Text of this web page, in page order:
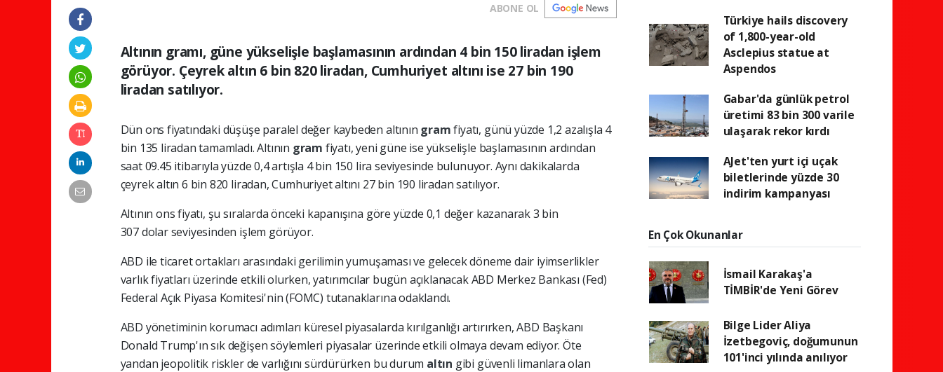
ABONE OL
Altının gramı, güne yükselişle başlamasının ardından 4 bin 150 liradan işlem
görüyor. Çeyrek altın 6 bin 820 liradan, Cumhuriyet altını ise 27 bin 190
liradan satılıyor.
Dün ons fiyatındaki düşüşe paralel değer kaybeden altının gramfiyatı, günü yüzde 1,2 azalışla 4
bin 135 liradan tamamladı. Altının gram fiyatı, yeni güne ise yükselişle başlamasının ardından
saat 09.45 itibarıyla yüzde 0,4 artışla 4 bin 150 lira seviyesinde bulunuyor. Aynı dakikalarda
çeyrek altın 6 bin 820 liradan, Cumhuriyet altını 27 bin 190 liradan satılıyor.
Altının ons fiyatı, şu sıralarda önceki kapanışına göre yüzde 0,1 değer kazanarak 3 bin
307 dolar seviyesinden işlem görüyor.
ABD ile ticaret ortakları arasındaki gerilimin yumuşaması ve gelecek döneme dair iyimserlikler
varlık fiyatları üzerinde etkili olurken, yatırımcılar bugün açıklanacak ABD Merkez Bankası (Fed)
Federal Açık Piyasa Komitesi'nin (FOMC) tutanaklarına odaklandı.
ABD yönetiminin korumacı adımları küresel piyasalarda kırılganlığı artırırken, ABD Başkanı
Donald Trump'ın sık değişen söylemleri piyasalar üzerinde etkili olmaya devam ediyor. Öte
yandan jeopolitik riskler de varlığını sürdürürken bu durum altın gibi güvenli limanlara olan
Türkiye hails discovery
of 1,800-year-old
Asclepius statue at
Aspendos
Gabar'da günlük petrol
üretimi 83 bin 300 varile
ulaşarak rekor kırdı
AJet'ten yurt içi uçak
biletlerinde yüzde 30
indirim kampanyası
En Çok Okunanlar
İsmail Karakaş'a
TİMBİR'de Yeni Görev
Bilge Lider Aliya
İzetbegoviç, doğumunun
101'inci yılında anılıyor